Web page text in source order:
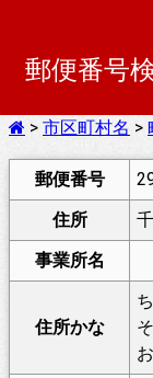
郵便番号
> 市区町村名 >
郵便番号
住所
事業所名
住所かな